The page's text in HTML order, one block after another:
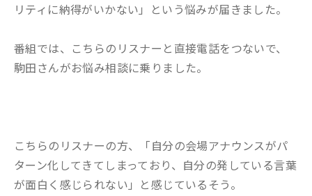
リティに納得がいかない」という悩みが届きました。
番組では、こちらのリスナーと直接電話をつないで、
駒田さんがお悩み相談に乗りました。
こちらのリスナーの方、「自分の会場アナウンスがパ
ターン化してきてしまっており、自分の発している言葉
が面白く感じられない」と感じているそう。